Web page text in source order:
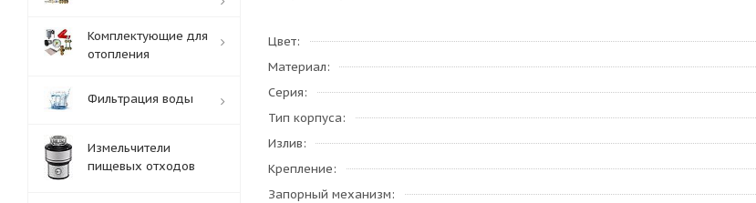
Цвет
Материал
Серия
Тип корпуса
Излив
Крепление
Запорный механизм
Комплектующие для
отопления
Фильтрация воды
Измельчители
пищевых отходов